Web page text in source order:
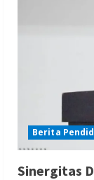
Berita
Sinergitas